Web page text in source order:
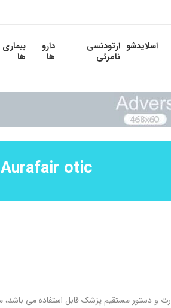
اسلایدشو ارتودنسی
نامرئی
دارو
ها
بیماری
ها
Aurafair otic